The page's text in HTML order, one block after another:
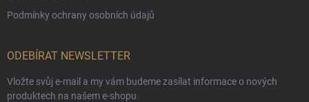
Podmínky ochrany osobních údajů
ODEBÍRAT NEWSLETTER
Vložte svůj e-mail a my vám budeme zasílat informace o nových
produktech na našem e-shopu.